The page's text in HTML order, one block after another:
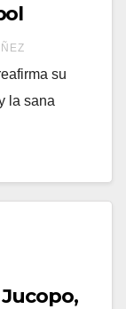
su
la sana